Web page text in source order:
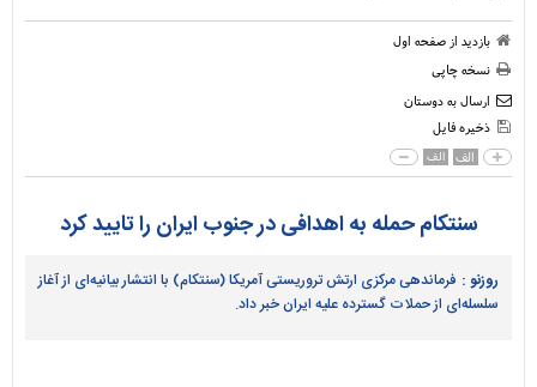
بازدید از صفحه اول
نسخه چاپی
ارسال به دوستان
ذخیره فایل
الف الف
سنتکام حمله به اهدافی در جنوب ایران را تایید کرد
روزنو : فرماندهی مرکزی ارتش تروریستی آمریکا (سنتکام) با انتشار بیانیه‌ای از آغاز
سلسله‌ای از حملات گسترده علیه ایران خبر داد.